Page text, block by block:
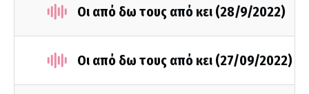
Οι από δω τους από κει (28/9/2022)
Οι από δω τους από κει (27/09/2022)